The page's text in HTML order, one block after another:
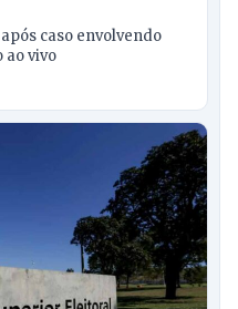
caso envolvendo
ao vivo